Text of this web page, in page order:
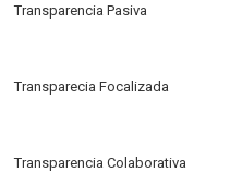
Transparencia Pasiva
Transparecia Focalizada
Transparencia Colaborativa